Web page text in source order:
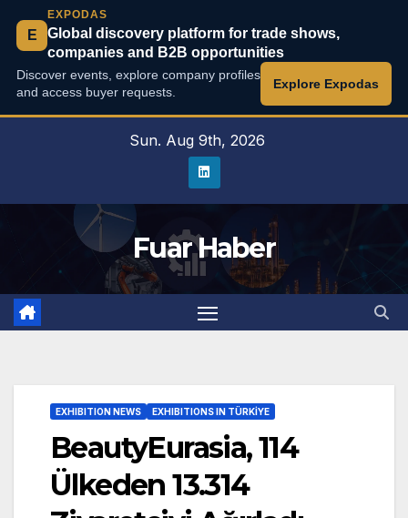
E
EXPODAS
Global discovery platform for trade shows,
companies and B2B opportunities
Discover events, explore company profiles
and access buyer requests.
Explore Expodas
Sun. Aug 9th, 2026
Fuar Haber
EXHIBITION NEWS EXHIBITIONS IN TÜRKİYE
BeautyEurasia, 114
Ülkeden 13.314